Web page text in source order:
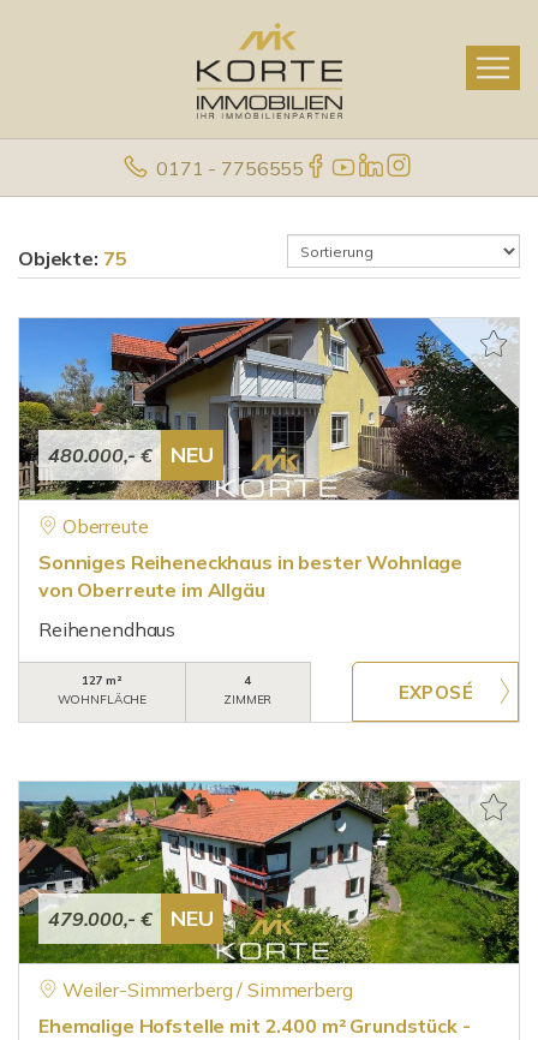
0171 - 7756555
Objekte: 75
480.000,- € NEU
Oberreute
Sonniges Reiheneckhaus in bester Wohnlage
von Oberreute im Allgäu
Reihenendhaus
127 m²
WOHNFLÄCHE
4
ZIMMER
479.000,- € NEU
Weiler-Simmerberg / Simmerberg
Ehemalige Hofstelle mit 2.400 m² Grundstück -